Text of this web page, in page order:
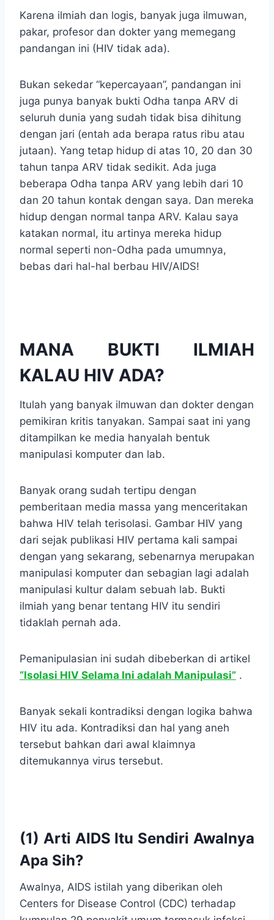
Karena ilmiah dan logis, banyak juga ilmuwan,
pakar, profesor dan dokter yang memegang
pandangan ini (HIV tidak ada).
Bukan sekedar “kepercayaan”, pandangan ini
juga punya banyak bukti Odha tanpa ARV di
seluruh dunia yang sudah tidak bisa dihitung
dengan jari (entah ada berapa ratus ribu atau
jutaan). Yang tetap hidup di atas 10, 20 dan 30
tahun tanpa ARV tidak sedikit. Ada juga
beberapa Odha tanpa ARV yang lebih dari 10
dan 20 tahun kontak dengan saya. Dan mereka
hidup dengan normal tanpa ARV. Kalau saya
katakan normal, itu artinya mereka hidup
normal seperti non-Odha pada umumnya,
bebas dari hal-hal berbau HIV/AIDS!
MANA BUKTI ILMIAH
KALAU HIV ADA?
Itulah yang banyak ilmuwan dan dokter dengan
pemikiran kritis tanyakan. Sampai saat ini yang
ditampilkan ke media hanyalah bentuk
manipulasi komputer dan lab.
Banyak orang sudah tertipu dengan
pemberitaan media massa yang menceritakan
bahwa HIV telah terisolasi. Gambar HIV yang
dari sejak publikasi HIV pertama kali sampai
dengan yang sekarang, sebenarnya merupakan
manipulasi komputer dan sebagian lagi adalah
manipulasi kultur dalam sebuah lab. Bukti
ilmiah yang benar tentang HIV itu sendiri
tidaklah pernah ada.
Pemanipulasian ini sudah dibeberkan di artikel
“Isolasi HIV Selama Ini adalah Manipulasi” .
Banyak sekali kontradiksi dengan logika bahwa
HIV itu ada. Kontradiksi dan hal yang aneh
tersebut bahkan dari awal klaimnya
ditemukannya virus tersebut.
(1) Arti AIDS Itu Sendiri Awalnya
Apa Sih?
Awalnya, AIDS istilah yang diberikan oleh
Centers for Disease Control (CDC) terhadap